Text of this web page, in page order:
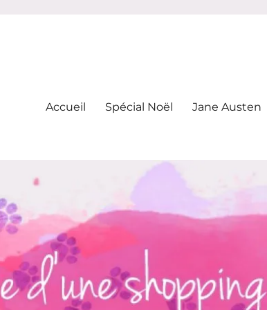
Accueil Spécial Noël Jane Austen